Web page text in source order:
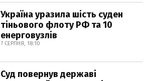
Україна уразила шість суден
тіньового флоту РФ та 10
енерговузлів
7 СЕРПНЯ, 18:10
Суд повернув державі